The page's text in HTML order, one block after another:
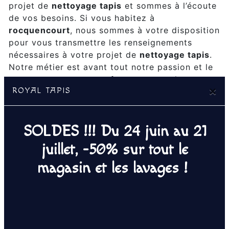
ROYAL TAPIS ×
SOLDES !!! Du 24 juin au 21
juillet, -50% sur tout le
magasin et les lavages !
projet de nettoyage tapis et sommes à l’écoute
de vos besoins. Si vous habitez à
rocquencourt, nous sommes à votre disposition
pour vous transmettre les renseignements
nécessaires à votre projet de nettoyage tapis.
Notre métier est avant tout notre passion et le
partager avec vous renforce encore plus notre
désir de réussir. Toute notre équipe est
qualifiée et travaille avec propreté et rigueur.
EN SAVOIR PLUS